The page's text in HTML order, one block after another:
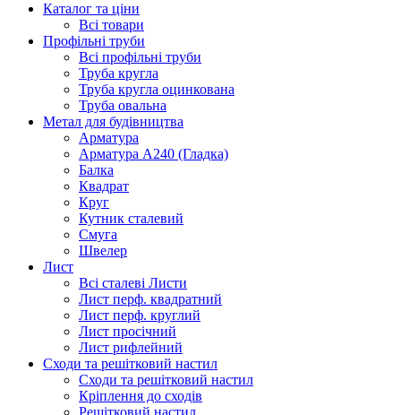
Каталог та ціни
Всі товари
Профільні труби
Всі профільні труби
Труба кругла
Труба кругла оцинкована
Труба овальна
Метал для будівництва
Арматура
Арматура А240 (Гладка)
Балка
Квадрат
Круг
Кутник сталевий
Смуга
Швелер
Лист
Всі сталеві Листи
Лист перф. квадратний
Лист перф. круглий
Лист просічний
Лист рифлейний
Сходи та решітковий настил
Сходи та решітковий настил
Кріплення до сходів
Решітковий настил